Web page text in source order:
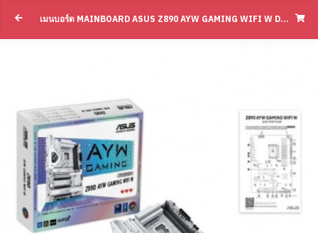
เมนบอร์ด MAINBOARD ASUS Z890 AYW GAMING WIFI W DDR5 LGA-1851(BY SUPERTSTORE)